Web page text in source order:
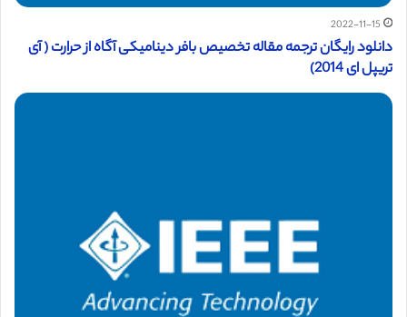
2022-11-15
دانلود رایگان ترجمه مقاله تخصیص بافر دینامیکی آگاه از حرارت ( آی
تریپل ای 2014)